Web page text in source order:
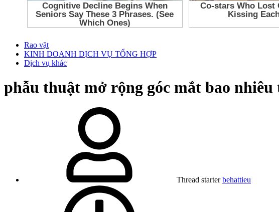
Rao vặt
KINH DOANH DỊCH VỤ TỔNG HỢP
Dịch vụ khác
phẫu thuật mở rộng góc mắt bao nhiêu
Thread starter behattieu